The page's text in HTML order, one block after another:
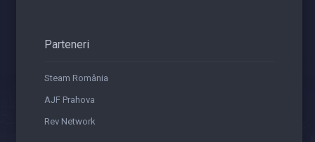
Parteneri
Steam România
AJF Prahova
Rev Network